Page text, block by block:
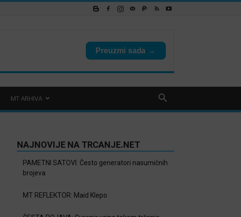
MT ARHIVA
NAJNOVIJE NA TRCANJE.NET
PAMETNI SATOVI: Često generatori nasumičnih
brojeva
MT REFLEKTOR: Maid Klepo